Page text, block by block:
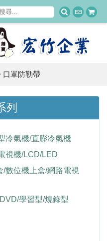
口罩防勒帶
列
冷氣機/直膨冷氣機
視機/LCD/LED
數位機上盒/網路電視
學習型/燒錄型